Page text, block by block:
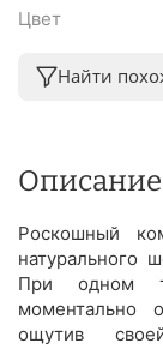
Цвет
Найти
Описание
Роскошный
натурального
При одном
моментально
ощутив